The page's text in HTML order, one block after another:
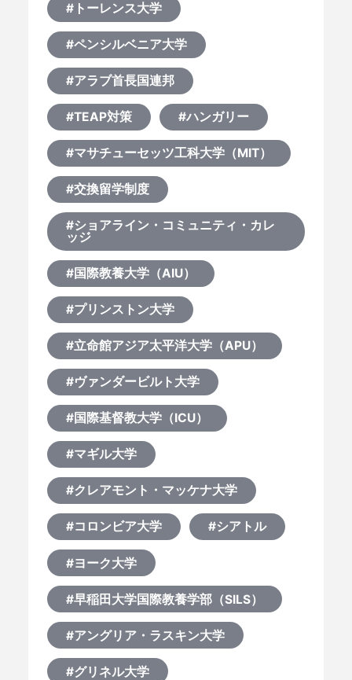
#トーレンス大学
#ペンシルベニア大学
#アラブ首長国連邦
#TEAP対策 #ハンガリー
#マサチューセッツ工科大学（MIT）
#交換留学制度
#ショアライン・コミュニティ・カレ
ッジ
#国際教養大学（AIU）
#プリンストン大学
#立命館アジア太平洋大学（APU）
#ヴァンダービルト大学
#国際基督教大学（ICU）
#マギル大学
#クレアモント・マッケナ大学
#コロンビア大学 #シアトル
#ヨーク大学
#早稲田大学国際教養学部（SILS）
#アングリア・ラスキン大学
#グリネル大学